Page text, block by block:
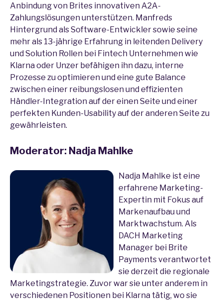
Anbindung von Brites innovativen A2A-
Zahlungslösungen unterstützen. Manfreds
Hintergrund als Software-Entwickler sowie seine
mehr als 13-jährige Erfahrung in leitenden Delivery
und Solution Rollen bei Fintech Unternehmen wie
Klarna oder Unzer befähigen ihn dazu, interne
Prozesse zu optimieren und eine gute Balance
zwischen einer reibungslosen und effizienten
Händler-Integration auf der einen Seite und einer
perfekten Kunden-Usability auf der anderen Seite zu
gewährleisten.
Moderator: Nadja Mahlke
Nadja Mahlke ist eine
erfahrene Marketing-
Expertin mit Fokus auf
Markenaufbau und
Marktwachstum. Als
DACH Marketing
Manager bei Brite
Payments verantwortet
sie derzeit die regionale
Marketingstrategie. Zuvor war sie unter anderem in
verschiedenen Positionen bei Klarna tätig, wo sie